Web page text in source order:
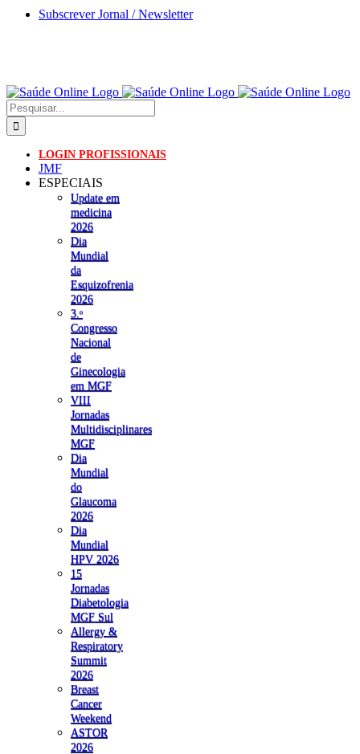
Skip
Subscrever Jornal / Newsletter
Pesquisar
LOGIN PROFISSIONAIS
JMF
ESPECIAIS
Update em
medicina
2026
Dia
Mundial
da
Esquizofrenia
2026
3.ᵒ
Congresso
Nacional
de
Ginecologia
em MGF
VIII
Jornadas
Multidisciplinares
MGF
Dia
Mundial
do
Glaucoma
2026
Dia
Mundial
HPV 2026
15
Jornadas
Diabetologia
MGF Sul
Allergy &
Respiratory
Summit
2026
Breast
Cancer
Weekend
ASTOR
2026